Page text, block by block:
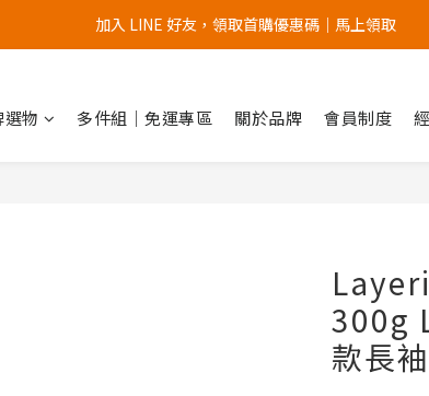
加入官網會員，首次購買 " 免運 "
加入 LINE 好友，領取首購優惠碼｜馬上領取
物 多件組｜免運專區 關於品牌 會員制度
300g
款長